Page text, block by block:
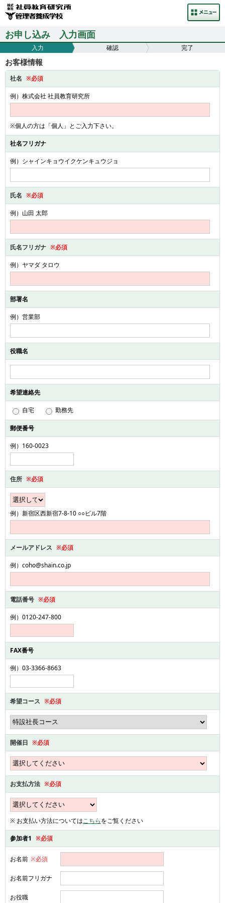
お申し込み 入力画面
入力 確認 完了
お客様情報
社名 ※必須
例）株式会社 社員教育研究所
※個人の方は「個人」とご入力下さい。
社名フリガナ
例）シャインキョウイクケンキュウジョ
氏名 ※必須
例）山田 太郎
氏名フリガナ ※必須
例）ヤマダ タロウ
部署名
例）営業部
役職名
希望連絡先
自宅 勤務先
郵便番号
例）160-0023
住所 ※必須
例）新宿区西新宿7-8-10 ○○ビル7階
メールアドレス ※必須
例）coho@shain.co.jp
電話番号 ※必須
例）0120-247-800
FAX番号
例）03-3366-8663
希望コース ※必須
開催日 ※必須
お支払方法 ※必須
※ お支払い方法についてはこちらをご覧ください
参加者1 ※必須
お名前 ※必須
お名前フリガナ
お役職